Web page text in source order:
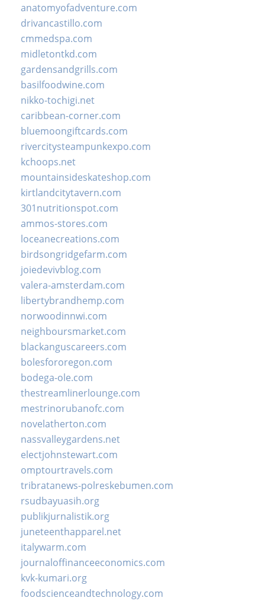
anatomyofadventure.com
drivancastillo.com
cmmedspa.com
midletontkd.com
gardensandgrills.com
basilfoodwine.com
nikko-tochigi.net
caribbean-corner.com
bluemoongiftcards.com
rivercitysteampunkexpo.com
kchoops.net
mountainsideskateshop.com
kirtlandcitytavern.com
301nutritionspot.com
ammos-stores.com
loceanecreations.com
birdsongridgefarm.com
joiedevivblog.com
valera-amsterdam.com
libertybrandhemp.com
norwoodinnwi.com
neighboursmarket.com
blackanguscareers.com
bolesfororegon.com
bodega-ole.com
thestreamlinerlounge.com
mestrinorubanofc.com
novelatherton.com
nassvalleygardens.net
electjohnstewart.com
omptourtravels.com
tribratanews-polreskebumen.com
rsudbayuasih.org
publikjurnalistik.org
juneteenthapparel.net
italywarm.com
journaloffinanceeconomics.com
kvk-kumari.org
foodscienceandtechnology.com